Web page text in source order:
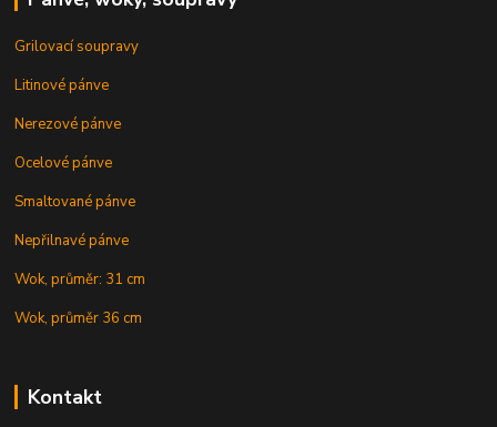
Grilovací soupravy
Litinové pánve
Nerezové pánve
Ocelové pánve
Smaltované pánve
Nepřilnavé pánve
Wok, průměr: 31 cm
Wok, průměr 36 cm
Kontakt